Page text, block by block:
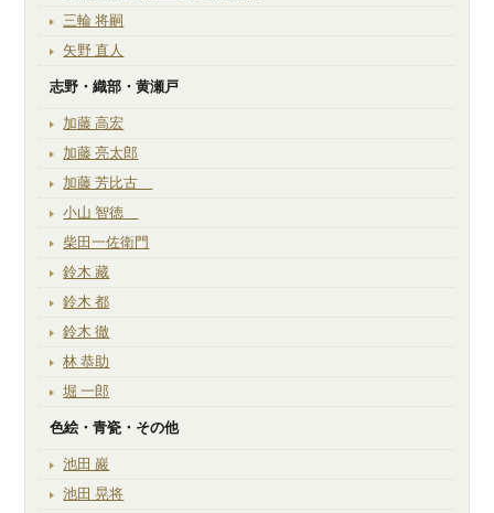
三輪 将嗣
矢野 直人
志野・織部・黄瀬戸
加藤 高宏
加藤 亮太郎
加藤 芳比古
小山 智徳
柴田一佐衛門
鈴木 藏
鈴木 都
鈴木 徹
林 恭助
堀 一郎
色絵・青瓷・その他
池田 巖
池田 晃将